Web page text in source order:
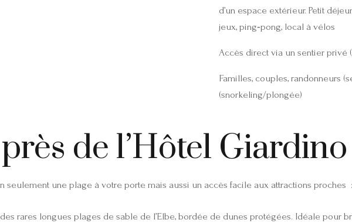
d’un espace extérieur. Petit
jeux, ping‑pong, local à vélos
Accès direct via un sentier privé
Familles, couples, randonneurs
(snorkeling/plongée)
de l’Hôtel Giardino
seulement une plage à votre porte mais aussi un accès facile aux attractions proches :
des rares longues plages de sable de l’Elbe, bordée de dunes protégées. Idéale pour